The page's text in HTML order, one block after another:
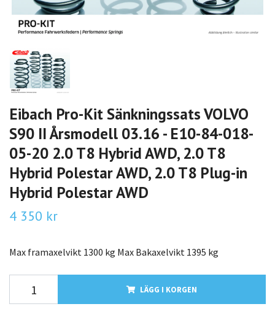
Eibach Pro-Kit Sänkningssats VOLVO
S90 II Årsmodell 03.16 - E10-84-018-
05-20 2.0 T8 Hybrid AWD, 2.0 T8
Hybrid Polestar AWD, 2.0 T8 Plug-in
Hybrid Polestar AWD
4 350 kr
Max framaxelvikt 1300 kg Max Bakaxelvikt 1395 kg
LÄGG I KORGEN